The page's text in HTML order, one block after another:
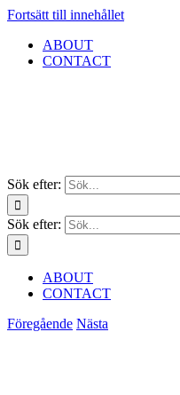
Fortsätt till innehållet
ABOUT
CONTACT
Sök efter:
Sök efter:
ABOUT
CONTACT
Föregående Nästa